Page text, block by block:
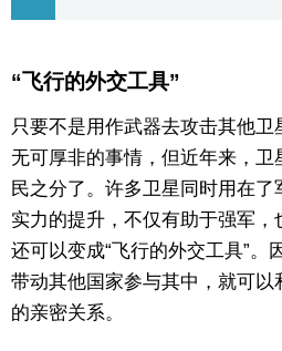
SNS
“飞行的外交工具”
只要不是用作武器去攻击其他
无可厚非的事情，但近年来，卫
民之分了。许多卫星同时用在
实力的提升，不仅有助于强军
还可以变成“飞行的外交工具”。
带动其他国家参与其中，就可以
的亲密关系。